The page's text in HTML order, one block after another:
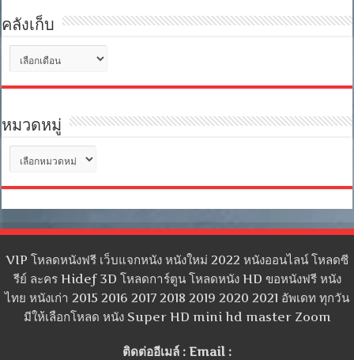
คลังเก็บ
เก็บ
หมวดหมู่
หมู่
VIP โหลดหนังฟรี เว็บแจกหนัง หนังใหม่ 2022 หนังออนไลน์ โหลดซี
รีย์ ละคร Hidef 3D โหลดการ์ตูน โหลดหนัง HD ขอหนังฟรี หนัง
ไทย หนังเก่า 2015 2016 2017 2018 2019 2020 2021 อัพเดท ทุกวัน
มีให้เลือกโหลด หนัง Super HD mini hd master Zoom
ติดต่ออีเมล์ : Email :